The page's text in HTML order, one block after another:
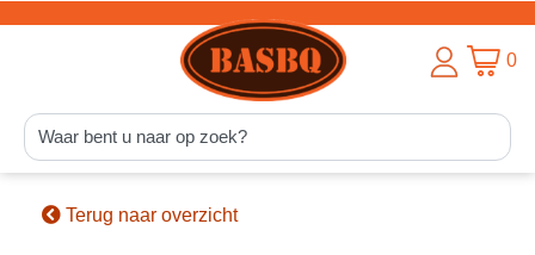
0
Terug naar overzicht